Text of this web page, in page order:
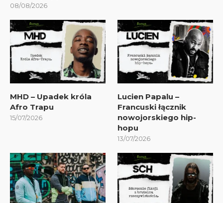
08/08/2026
MHD – Upadek króla
Afro Trapu
15/07/2026
Lucien Papalu –
Francuski łącznik
nowojorskiego hip-
hopu
13/07/2026